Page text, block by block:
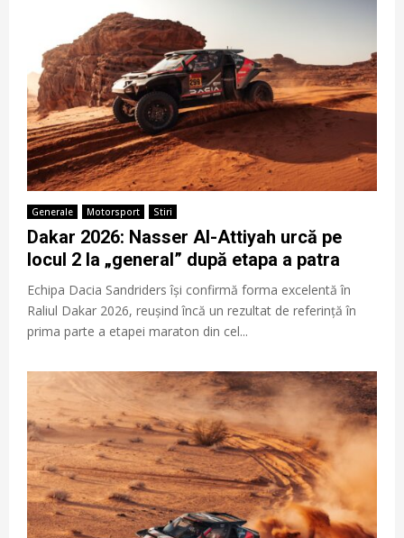
Generale Motorsport Stiri
Dakar 2026: Nasser Al-Attiyah urcă pe
locul 2 la „general” după etapa a patra
Echipa Dacia Sandriders își confirmă forma excelentă în
Raliul Dakar 2026, reușind încă un rezultat de referință în
prima parte a etapei maraton din cel...